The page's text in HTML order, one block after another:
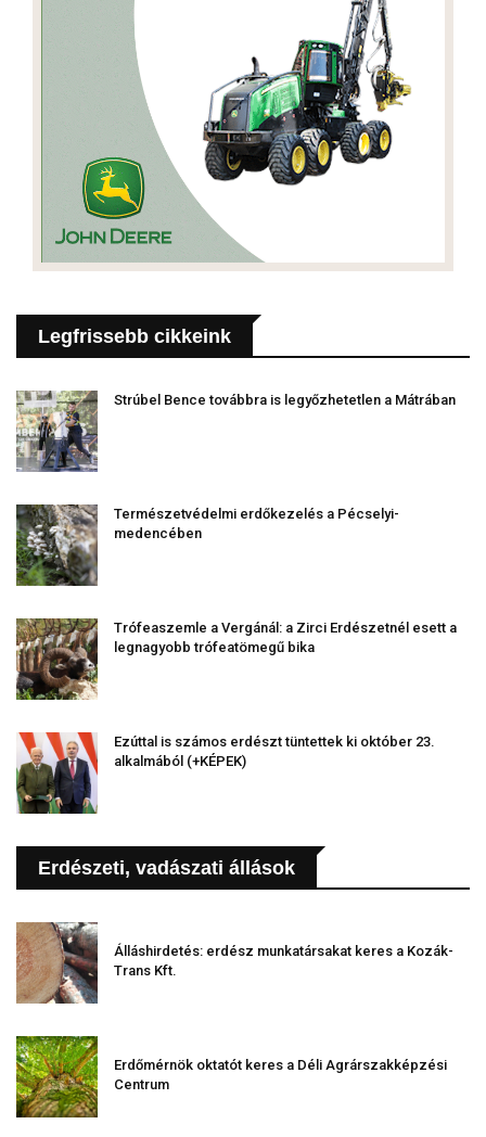
Legfrissebb cikkeink
Strúbel Bence továbbra is legyőzhetetlen a Mátrában
Természetvédelmi erdőkezelés a Pécselyi-
medencében
Trófeaszemle a Vergánál: a Zirci Erdészetnél esett a
legnagyobb trófeatömegű bika
Ezúttal is számos erdészt tüntettek ki október 23.
alkalmából (+KÉPEK)
Erdészeti, vadászati állások
Álláshirdetés: erdész munkatársakat keres a Kozák-
Trans Kft.
Erdőmérnök oktatót keres a Déli Agrárszakképzési
Centrum